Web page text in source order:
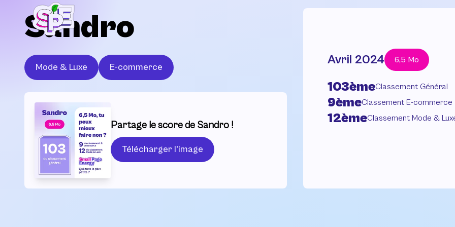
Sandro
Mode & Luxe E-commerce
Partage le score de Sandro !
Télécharger l'image
Avril 2024 6,5 Mo
103èmeClassement Général
9èmeClassement E-commerce
12èmeClassement Mode &